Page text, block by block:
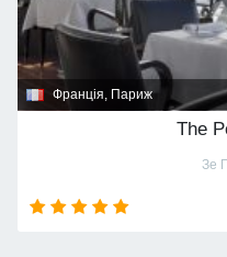
Франція, Париж
The
Зе